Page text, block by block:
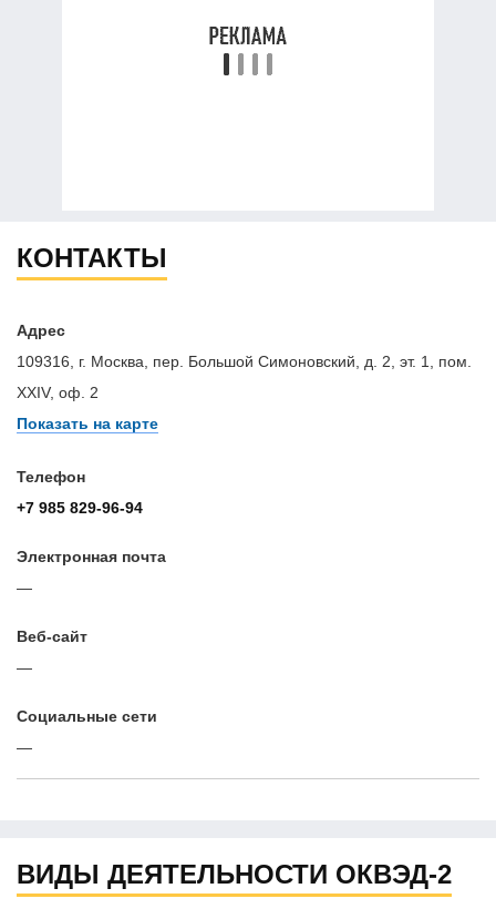
КОНТАКТЫ
Адрес
109316, г. Москва, пер. Большой Симоновский, д. 2, эт. 1, пом.
XXIV, оф. 2
Показать на карте
Телефон
+7 985 829-96-94
Электронная почта
—
Веб-сайт
—
Cоциальные сети
—
ВИДЫ ДЕЯТЕЛЬНОСТИ ОКВЭД-2